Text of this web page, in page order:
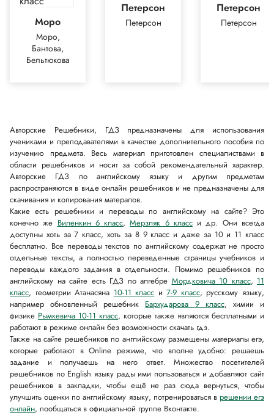
Моро
Моро,
Бантова,
Бельтюкова
Петерсон
Петерсон
Петерсон
Петерсон
Авторские Решебники, ГДЗ предназначены для использования
учениками и преподавателями в качестве дополнительного пособия по
изучению предмета. Весь материал приготовлен специалиствами в
области решебников и носит за собой рекомендательный характер.
Авторские ГДЗ по английскому языку и другим предметам
распространяются в виде онлайн решебников и не предназначены для
скачивания и копирования матералов.
Какие есть решебники и переводы по английскому на сайте? Это
конечно же Виленкин 6 класс,Мерзляк 6 класси др. Они всегда
доступны хоть за 7 класс, хоть за 8 9 класс и даже за 10 и 11 класс
бесплатно. Все переводы текстов по английскому содержат не просто
отдельные тексты, а полностью переведенные страницы учебников и
переводы каждого задания в отдельности. Помимо решебников по
английскому на сайте есть ГДЗ по алгебре Мордковича 10 класс, 11
класс, геометрии Атанасяна 10-11 класс и7-9 класс, русскому языку,
например обновленный решебник Бархударова 9 класс, химии и
физике Рымкевича 10-11 класс, которые также являются бесплатными и
работают в режиме онлайн без возможности скачать гдз.
Также на сайте решебников по английскому размещены материалы егэ,
которые работают в Online режиме, что вполне удобно: решаешь
задание и получаешь на него ответ. Множество посетителей
решебников по English языку рады ими пользоваться и добавляют сайт
решебников в закладки, чтобы ещё не раз сюда вернуться, чтобы
улучшить оценки по английскому языку, потренироваться в решении егэ
онлайн, пообщаться в официальной группе Вконтакте.